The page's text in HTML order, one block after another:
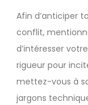
Afin d’anticiper
conflit,
d’intéresser
rigueur pour
mettez-vous à
jargons